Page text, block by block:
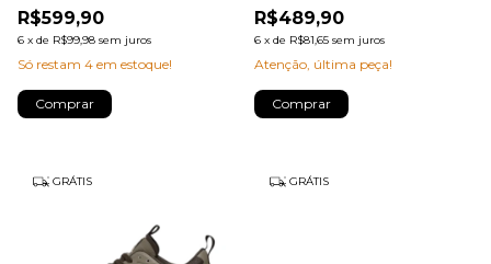
R$599,90
6 x de R$99,98 sem juros
Só restam 4 em estoque!
Comprar
R$489,90
6 x de R$81,65 sem juros
Atenção, última peça!
Comprar
GRÁTIS GRÁTIS